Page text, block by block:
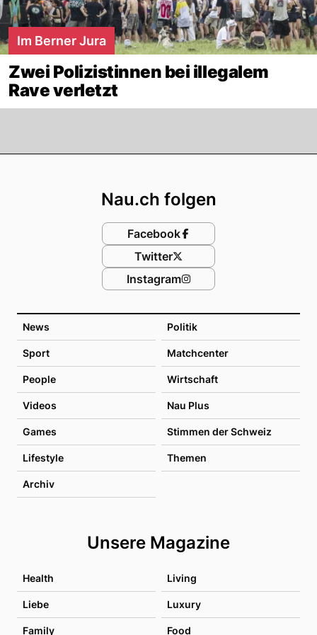
Im Berner Jura
Zwei Polizistinnen bei illegalem
Rave verletzt
News Politik
Sport Matchcenter
People Wirtschaft
Videos Nau Plus
Games Stimmen der Schweiz
Lifestyle Themen
Archiv
Unsere Magazine
Health Living
Liebe Luxury
Family Food
Nau.ch folgen
Facebook
Twitter
Instagram